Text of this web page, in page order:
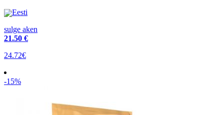
Eesti
sulge aken
21.50 €
24.72€
-15%